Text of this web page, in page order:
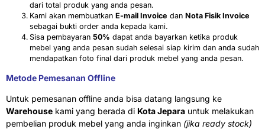
dari total produk yang anda pesan.
Kami akan membuatkan E-mail Invoice dan Nota Fisik Invoice
sebagai bukti order anda kepada kami.
Sisa pembayaran 50% dapat anda bayarkan ketika produk
mebel yang anda pesan sudah selesai siap kirim dan anda sudah
mendapatkan foto final dari produk mebel yang anda pesan.
Metode Pemesanan Offline
Untuk pemesanan offline anda bisa datang langsung ke
Warehouse kami yang berada di Kota Jepara untuk melakukan
pembelian produk mebel yang anda inginkan (jika ready stock)